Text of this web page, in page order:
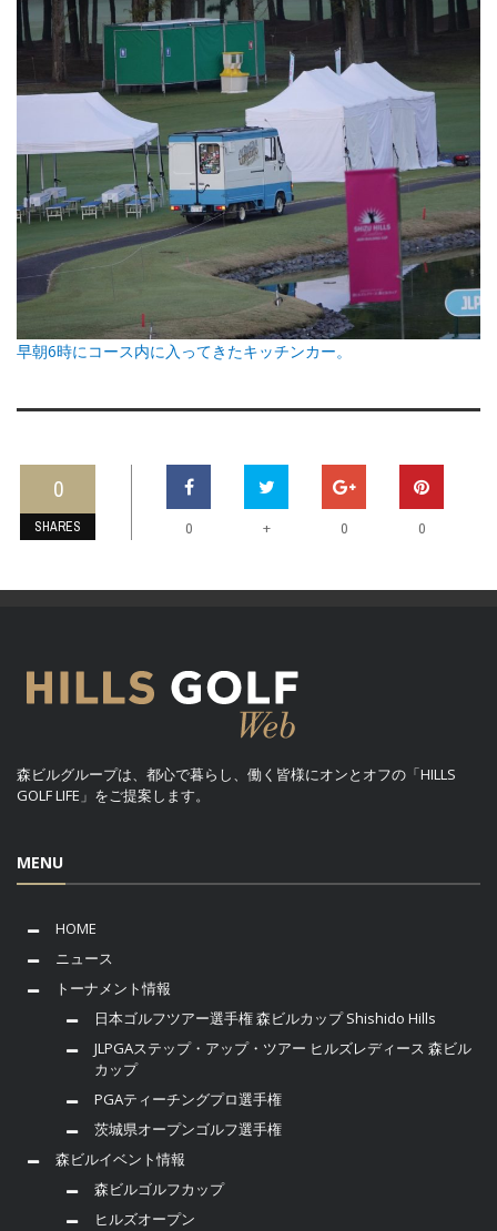
早朝6時にコース内に入ってきたキッチンカー。
0
SHARES 0 + 0 0
森ビルグループは、都心で暮らし、働く皆様にオンとオフの「HILLS
GOLF LIFE」をご提案します。
MENU
HOME
ニュース
トーナメント情報
日本ゴルフツアー選手権 森ビルカップ Shishido Hills
JLPGAステップ・アップ・ツアー ヒルズレディース 森ビル
カップ
PGAティーチングプロ選手権
茨城県オープンゴルフ選手権
森ビルイベント情報
森ビルゴルフカップ
ヒルズオープン